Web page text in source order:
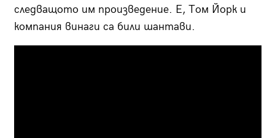
следващото им произведение. Е, Том Йорк и
компания винаги са били шантави.